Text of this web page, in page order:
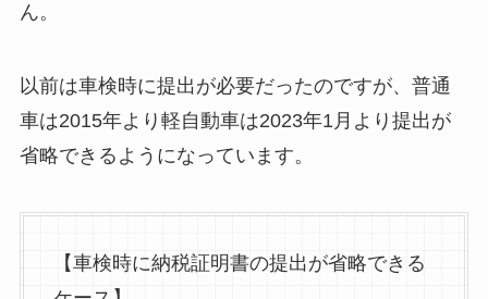
ん。
以前は車検時に提出が必要だったのですが、普通
車は2015年より軽自動車は2023年1月より提出が
省略できるようになっています。
【車検時に納税証明書の提出が省略できる